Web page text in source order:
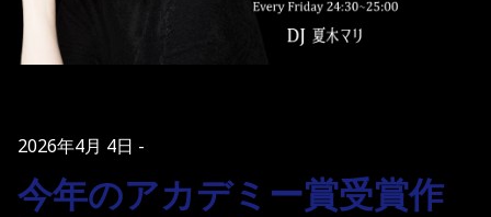
2026年4月 4日
今年のアカデミー賞受賞作